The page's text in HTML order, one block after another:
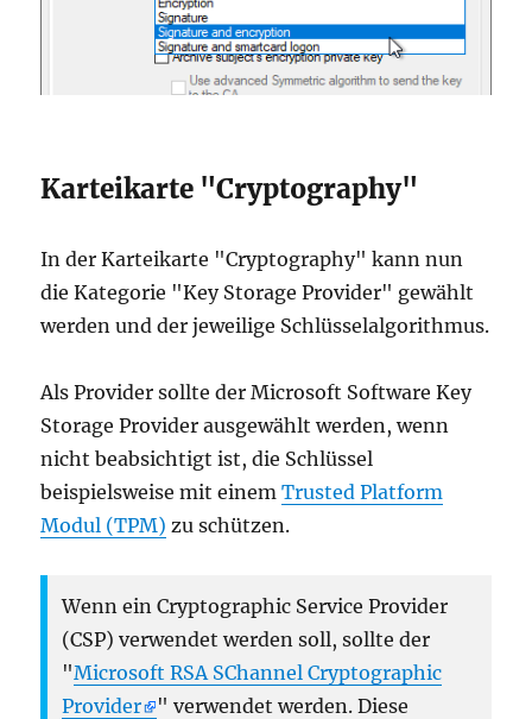
Karteikarte "Cryptography"
In der Karteikarte "Cryptography" kann nun
die Kategorie "Key Storage Provider" gewählt
werden und der jeweilige Schlüsselalgorithmus.
Als Provider sollte der Microsoft Software Key
Storage Provider ausgewählt werden, wenn
nicht beabsichtigt ist, die Schlüssel
beispielsweise mit einemTrusted Platform
Modul (TPM) zu schützen.
Wenn ein Cryptographic Service Provider
(CSP) verwendet werden soll, sollte der
"Microsoft RSA SChannel Cryptographic
Provider
" verwendet werden. Diese